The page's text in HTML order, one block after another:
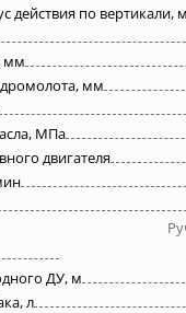
действия по вертикали,
мм
мм
МПа
двигателя
ДУ, м
л